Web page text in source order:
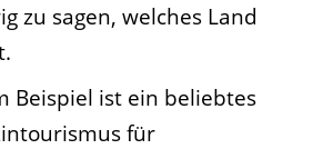
zu sagen, welches Land
Beispiel ist ein beliebtes
für